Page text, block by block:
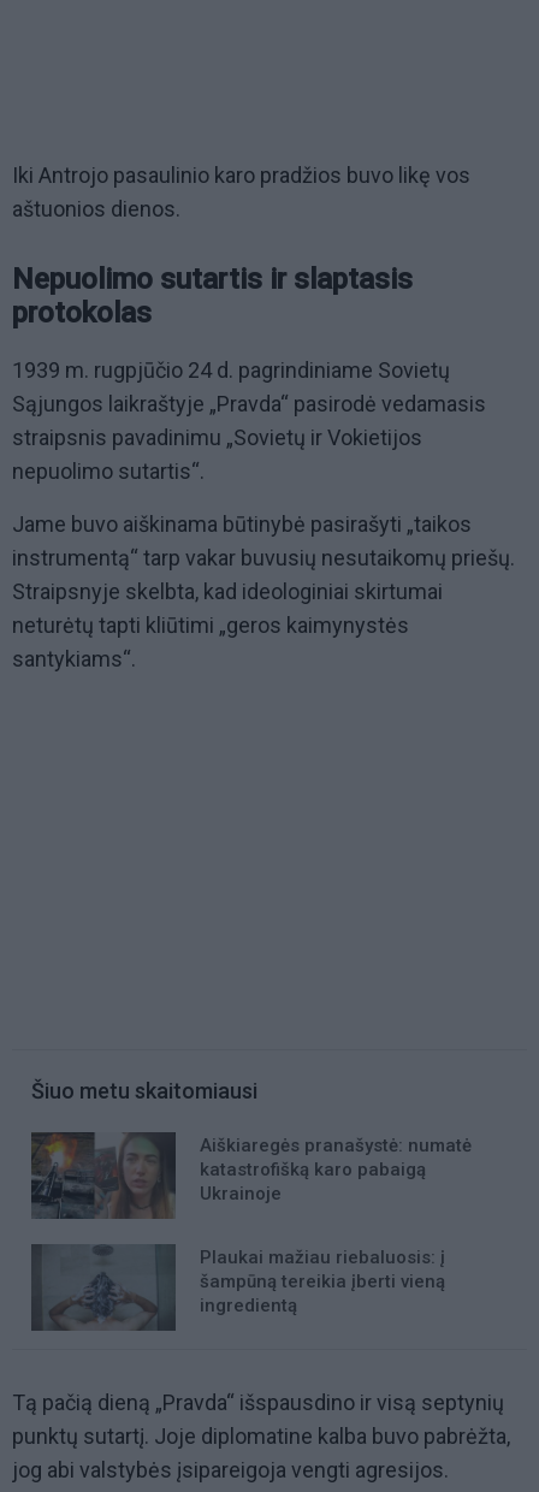
Iki Antrojo pasaulinio karo pradžios buvo likę vos
aštuonios dienos.
Nepuolimo sutartis ir slaptasis
protokolas
1939 m. rugpjūčio 24 d. pagrindiniame Sovietų
Sąjungos laikraštyje „Pravda“ pasirodė vedamasis
straipsnis pavadinimu „Sovietų ir Vokietijos
nepuolimo sutartis“.
Jame buvo aiškinama būtinybė pasirašyti „taikos
instrumentą“ tarp vakar buvusių nesutaikomų priešų.
Straipsnyje skelbta, kad ideologiniai skirtumai
neturėtų tapti kliūtimi „geros kaimynystės
santykiams“.
Šiuo metu skaitomiausi
Aiškiaregės pranašystė: numatė
katastrofišką karo pabaigą
Ukrainoje
Plaukai mažiau riebaluosis: į
šampūną tereikia įberti vieną
ingredientą
Tą pačią dieną „Pravda“ išspausdino ir visą septynių
punktų sutartį. Joje diplomatine kalba buvo pabrėžta,
jog abi valstybės įsipareigoja vengti agresijos.